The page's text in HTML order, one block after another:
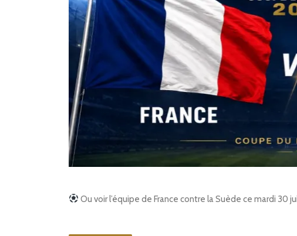
Ou voir l’équipe de France contre la Suède ce mardi 30